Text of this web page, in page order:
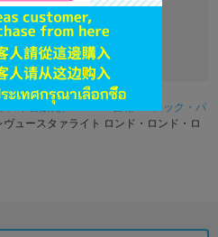
中古販売）TOP
ムック・パ
ュースタァライト ロンド・ロンド・ロ